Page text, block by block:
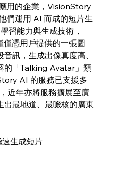
用的企業，VisionStory
們運用 AI 而成的短片生
習能力與生成技術，
憑用戶提供的一張圖
訊，生成出像真度高、
的「Talking Avatar」類
AI 的服務已支援多
近年亦將服務擴展至廣
出最地道、最啜核的廣東
生成短片